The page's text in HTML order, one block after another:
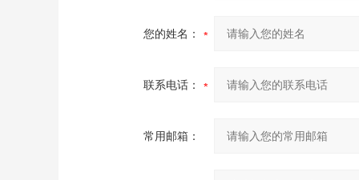
您的姓名：
联系电话：
常用邮箱：